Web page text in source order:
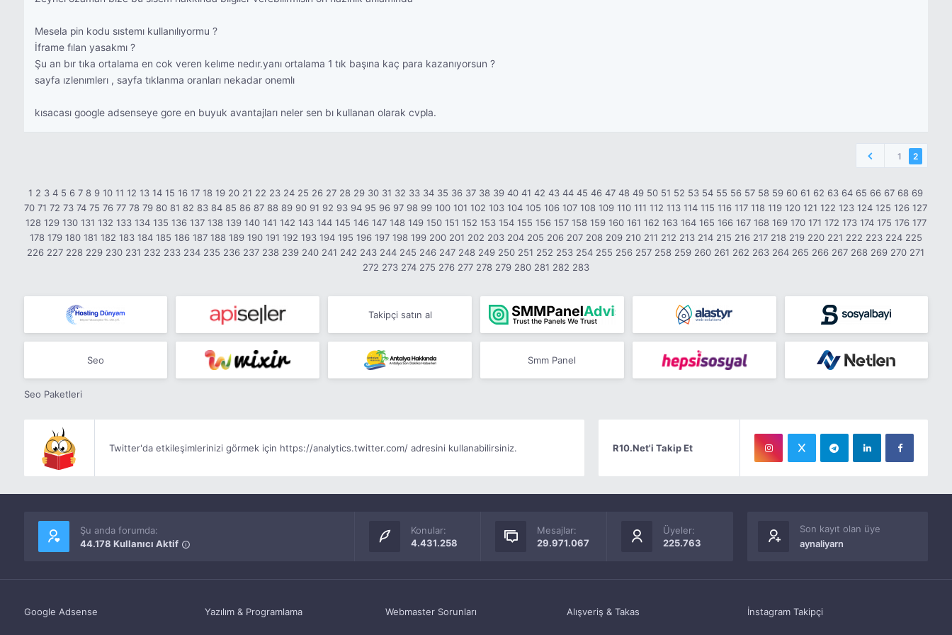
Mesela pin kodu sıstemı kullanılıyormu ?
İframe fılan yasakmı ?
Şu an bır tıka ortalama en cok veren kelıme nedır.yanı ortalama 1 tık başına kaç para kazanıyorsun ?
sayfa ızlenımlerı , sayfa tıklanma oranları nekadar onemlı
kısacası google adsenseye gore en buyuk avantajları neler sen bı kullanan olarak cvpla.
1 2
1 2 3 4 5 6 7 8 9 10 11 12 13 14 15 16 17 18 19 20 21 22 23 24 25 26 27 28 29 30 31 32 33 34 35 36 37 38 39 40 41 42 43 44 45 46 47 48 49 50 51 52 53 54 55 56 57 58 59 60 61 62 63 64 65 66 67 68 69
70 71 72 73 74 75 76 77 78 79 80 81 82 83 84 85 86 87 88 89 90 91 92 93 94 95 96 97 98 99 100 101 102 103 104 105 106 107 108 109 110 111 112 113 114 115 116 117 118 119 120 121 122 123 124 125 126 127
128 129 130 131 132 133 134 135 136 137 138 139 140 141 142 143 144 145 146 147 148 149 150 151 152 153 154 155 156 157 158 159 160 161 162 163 164 165 166 167 168 169 170 171 172 173 174 175 176 177
178 179 180 181 182 183 184 185 186 187 188 189 190 191 192 193 194 195 196 197 198 199 200 201 202 203 204 205 206 207 208 209 210 211 212 213 214 215 216 217 218 219 220 221 222 223 224 225
226 227 228 229 230 231 232 233 234 235 236 237 238 239 240 241 242 243 244 245 246 247 248 249 250 251 252 253 254 255 256 257 258 259 260 261 262 263 264 265 266 267 268 269 270 271
272 273 274 275 276 277 278 279 280 281 282 283
Takipçi satın al
Seo Smm Panel
Seo Paketleri
Twitter'da etkileşimlerinizi görmek için https://analytics.twitter.com/ adresini kullanabilirsiniz. R10.Net'i Takip Et
Şu anda forumda:
44.178 Kullanıcı Aktif
Konular:
4.431.258
Mesajlar:
29.971.067
Üyeler:
225.763
Son kayıt olan üye
aynaliyarn
Google Adsense Yazılım & Programlama Webmaster Sorunları Alışveriş & Takas İnstagram Takipçi